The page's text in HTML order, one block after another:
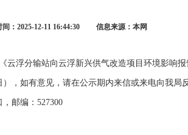
间：2025-12-11 16:44:30 信息来源：本网
浮分输站向云浮新兴供气改造项目环境影响
，如有意见，请在公示期内来信或来电向我局反
邮编：527300